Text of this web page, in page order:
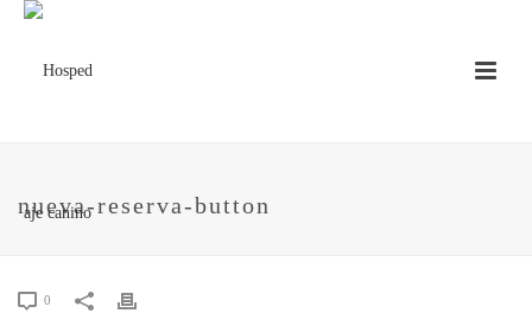
nueva-reserva-button
0